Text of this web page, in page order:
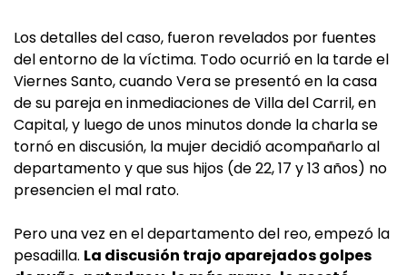
Los detalles del caso, fueron revelados por fuentes
del entorno de la víctima. Todo ocurrió en la tarde el
Viernes Santo, cuando Vera se presentó en la casa
de su pareja en inmediaciones de Villa del Carril, en
Capital, y luego de unos minutos donde la charla se
tornó en discusión, la mujer decidió acompañarlo al
departamento y que sus hijos (de 22, 17 y 13 años) no
presencien el mal rato.
Pero una vez en el departamento del reo, empezó la
pesadilla. La discusión trajo aparejados golpes